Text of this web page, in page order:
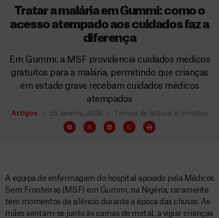
Tratar a malária em Gummi: como o
acesso atempado aos cuidados faz a
diferença
Em Gummi, a MSF providencia cuidados médicos
gratuitos para a malária, permitindo que crianças
em estado grave recebam cuidados médicos
atempados
Artigos 15 Janeiro, 2026 Tempo de leitura: 6 minutos
A equipa de enfermagem do hospital apoiado pela Médicos
Sem Fronteiras (MSF) em Gummi, na Nigéria, raramente
tem momentos de silêncio durante a época das chuvas. As
mães sentam-se junto às camas de metal, a vigiar crianças